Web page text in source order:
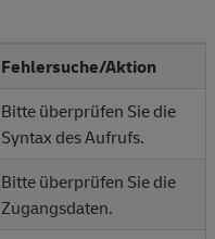
Fehlersuche/Aktion
Bitte überprüfen Sie die
Syntax des Aufrufs.
Bitte überprüfen Sie die
Zugangsdaten.